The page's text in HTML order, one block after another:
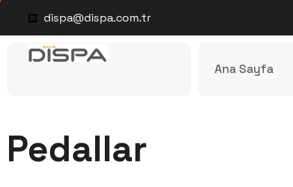
dispa@dispa.com.tr
Ana Sayfa
Pedallar